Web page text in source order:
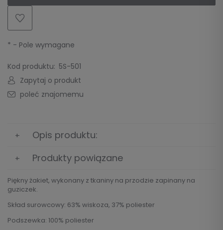
* - Pole wymagane
Kod produktu: 5S-501
Zapytaj o produkt
poleć znajomemu
Opis produktu:
Produkty powiązane
Piękny żakiet, wykonany z tkaniny na przodzie zapinany na
guziczek.
Skład surowcowy: 63% wiskoza, 37% poliester
Podszewka: 100% poliester